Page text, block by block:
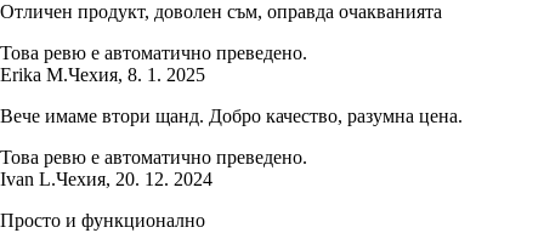
Отличен продукт, доволен съм, оправда очакванията
Това ревю е автоматично преведено.
Erika M.Чехия, 8. 1. 2025
Вече имаме втори щанд. Добро качество, разумна цена.
Това ревю е автоматично преведено.
Ivan L.Чехия, 20. 12. 2024
Просто и функционално